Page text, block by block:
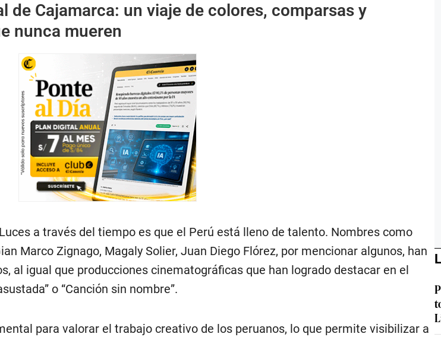
de Cajamarca: un viaje de colores, comparsas y
nunca mueren
a través del tiempo es que el Perú está lleno de talento. Nombres como
Marco Zignago, Magaly Solier, Juan Diego Flórez, por mencionar algunos, han
al igual que producciones cinematográficas que han logrado destacar en el
o “Canción sin nombre”.
para valorar el trabajo creativo de los peruanos, lo que permite visibilizar a